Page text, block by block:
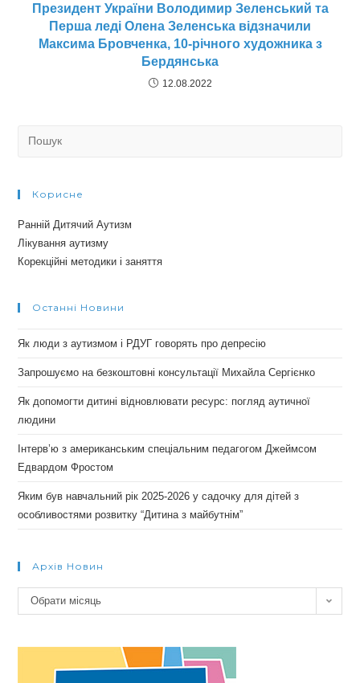
Президент України Володимир Зеленський та
Перша леді Олена Зеленська відзначили
Максима Бровченка, 10-річного художника з
Бердянська
12.08.2022
Корисне
Ранній Дитячий Аутизм
Лікування аутизму
Корекційні методики і заняття
Останні Новини
Як люди з аутизмом і РДУГ говорять про депресію
Запрошуємо на безкоштовні консультації Михайла Сергієнко
Як допомогти дитині відновлювати ресурс: погляд аутичної
людини
Інтерв’ю з американським спеціальним педагогом Джеймсом
Едвардом Фростом
Яким був навчальний рік 2025-2026 у садочку для дітей з
особливостями розвитку “Дитина з майбутнім”
Архів Новин
Архів
новин
Обрати місяць